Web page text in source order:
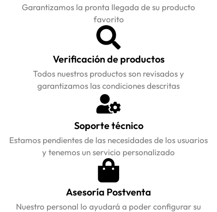
Garantizamos la pronta llegada de su producto
favorito
Verificación de productos
Todos nuestros productos son revisados y
garantizamos las condiciones descritas
Soporte técnico
Estamos pendientes de las necesidades de los usuarios
y tenemos un servicio personalizado
Asesoría Postventa
Nuestro personal lo ayudará a poder configurar su